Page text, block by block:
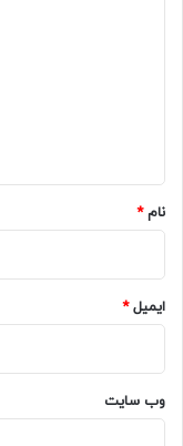
نام*
ایمیل*
وب‌ سایت